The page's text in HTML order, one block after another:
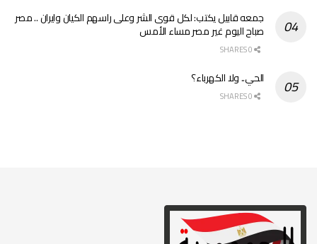
جمعه قابيل يكتب: لكل قوى الشر وعلى راسهم الكيان وايران .. مصر
صباح اليوم غير مصر مساء الأمس
الحي.. ولا الكهرباء؟